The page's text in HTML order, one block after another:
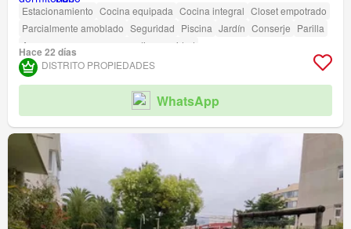
Estacionamiento Cocina equipada Cocina integral Closet empotrado
Parcialmente amoblado Seguridad Piscina Jardín Conserje Parilla
Acceso para personas con discapacidad
Hace 22 días
DISTRITO PROPIEDADES
WhatsApp